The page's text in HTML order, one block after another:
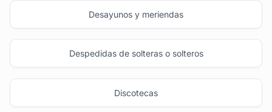
Desayunos y meriendas
Despedidas de solteras o solteros
Discotecas